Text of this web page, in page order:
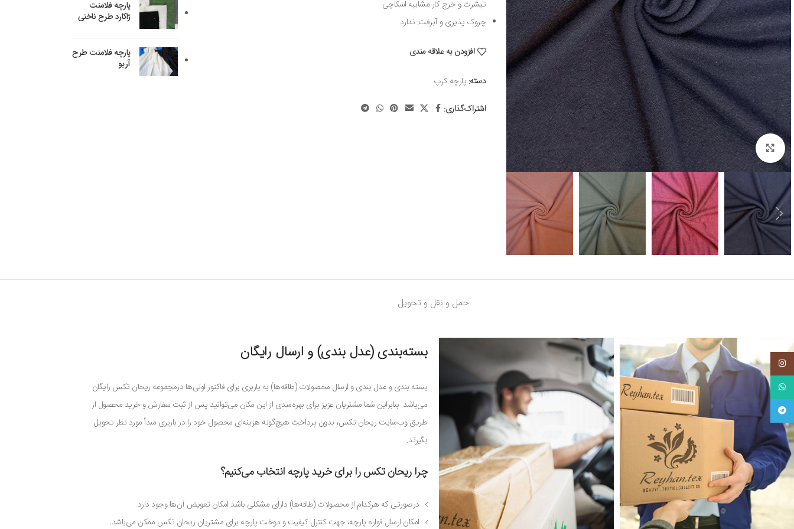
برای بزرگنمایی کلیک کنید
تیشرت و خرج کار مشایبه اسکاچی
چروک پذیری و آبرفت: ندارد
افزودن به علاقه مندی
دسته: پارچه کرپ
اشتراک‌گذاری:
پارچه فلامنت
ژاکارد طرح ناخنی
پارچه فلامنت طرح
آریو
حمل و نقل و تحویل
بسته‌بندی (عدل ‌بندی) و ارسال رایگان
بسته بندی و عدل بندی و ارسال محصولات (طاقه‌ها) به باربری برای فاکتور اولی‌ها درمجموعه ریحان تکس رایگان
می‌باشد. بنابراین شما مشتریان عزیز برای بهره‌مندی از این مکان می‌توانید پس از ثبت سفارش و خرید محصول از
طریق وب‌سایت ریحان تکس، بدون پرداخت هیچ‌گونه هزینه‌ای محصول خود را در باربری مبدأ مورد نظر تحویل
بگیرند.
چرا ریحان تکس را برای خرید پارچه انتخاب می‌کنیم؟
درصورتی که هرکدام از محصولات (طاقه‌ها) دارای مشکلی باشد امکان تعویض آن‌ها وجود دارد.
امکان ارسال قواره پارچه، جهت کنترل کیفیت و دوخت پارچه برای مشتریان ریحان تکس ممکن می‌باشد.
اینستاگرام
واتساپ
تلگرام